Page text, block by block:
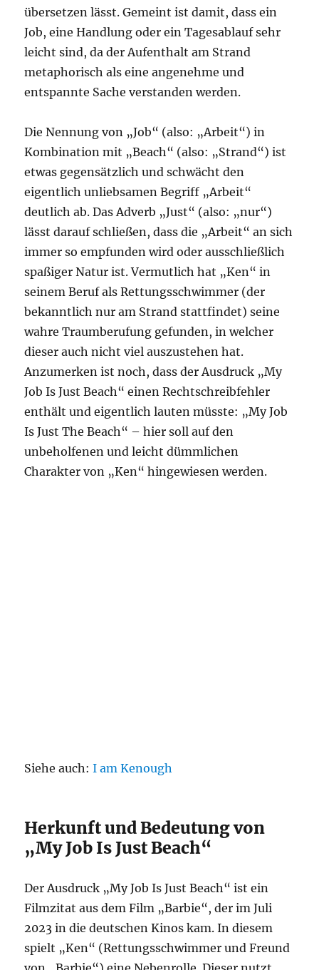
übersetzen lässt. Gemeint ist damit, dass ein
Job, eine Handlung oder ein Tagesablauf sehr
leicht sind, da der Aufenthalt am Strand
metaphorisch als eine angenehme und
entspannte Sache verstanden werden.
Die Nennung von „Job“ (also: „Arbeit“) in
Kombination mit „Beach“ (also: „Strand“) ist
etwas gegensätzlich und schwächt den
eigentlich unliebsamen Begriff „Arbeit“
deutlich ab. Das Adverb „Just“ (also: „nur“)
lässt darauf schließen, dass die „Arbeit“ an sich
immer so empfunden wird oder ausschließlich
spaßiger Natur ist. Vermutlich hat „Ken“ in
seinem Beruf als Rettungsschwimmer (der
bekanntlich nur am Strand stattfindet) seine
wahre Traumberufung gefunden, in welcher
dieser auch nicht viel auszustehen hat.
Anzumerken ist noch, dass der Ausdruck „My
Job Is Just Beach“ einen Rechtschreibfehler
enthält und eigentlich lauten müsste: „My Job
Is Just The Beach“ – hier soll auf den
unbeholfenen und leicht dümmlichen
Charakter von „Ken“ hingewiesen werden.
Siehe auch:I am Kenough
Herkunft und Bedeutung von
„My Job Is Just Beach“
Der Ausdruck „My Job Is Just Beach“ ist ein
Filmzitat aus dem Film „Barbie“, der im Juli
2023 in die deutschen Kinos kam. In diesem
spielt „Ken“ (Rettungsschwimmer und Freund